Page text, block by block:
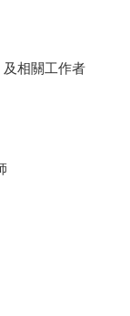
相關工作者